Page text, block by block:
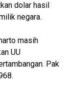
dolar hasil
negara.
masih
UU
Pak